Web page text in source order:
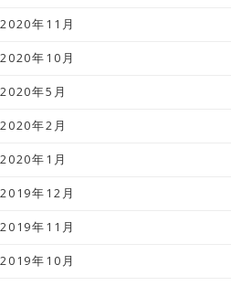
2020年11月
2020年10月
2020年5月
2020年2月
2020年1月
2019年12月
2019年11月
2019年10月